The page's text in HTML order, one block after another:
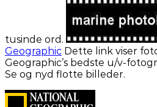
tusinde ord.
Geographic Dette link viser
Geographic’s bedste u/v-
Se og nyd flotte billeder.